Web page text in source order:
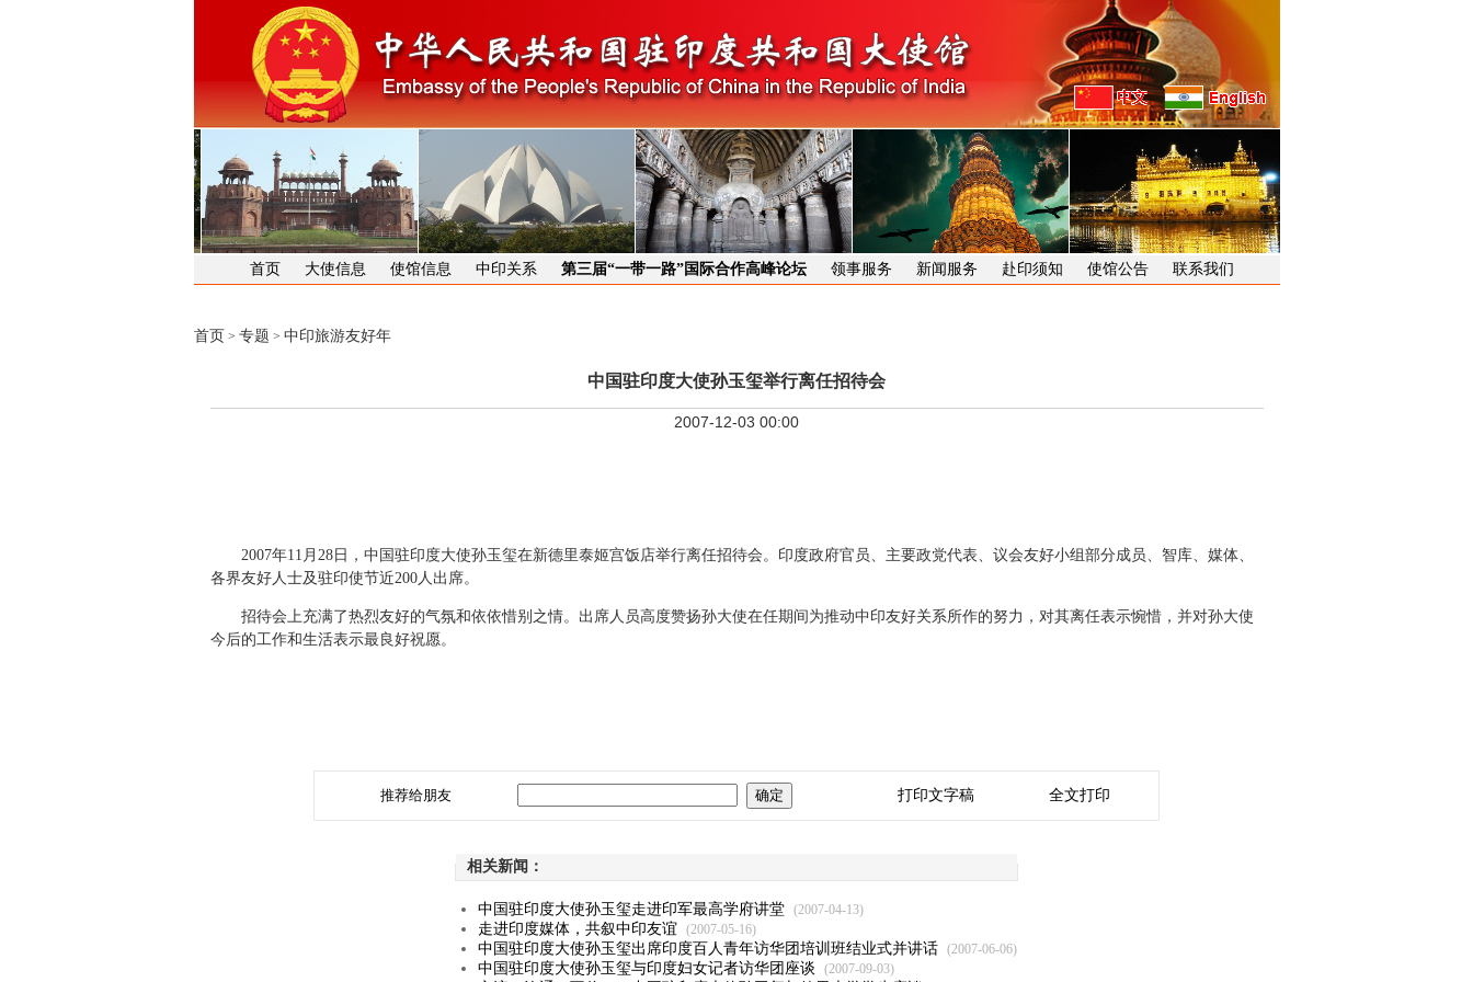
首页 大使信息 使馆信息 中印关系 第三届“一带一路”国际合作高峰论坛 领事服务 新闻服务 赴印须知 使馆公告 联系我们
首页 > 专题 > 中印旅游友好年
中国驻印度大使孙玉玺举行离任招待会
2007-12-03 00:00
2007年11月28日，中国驻印度大使孙玉玺在新德里泰姬宫饭店举行离任招待会。印度政府官员、主要政党代表、议会友好小组部分成员、智库、媒体、
各界友好人士及驻印使节近200人出席。
招待会上充满了热烈友好的气氛和依依惜别之情。出席人员高度赞扬孙大使在任期间为推动中印友好关系所作的努力，对其离任表示惋惜，并对孙大使
今后的工作和生活表示最良好祝愿。
推荐给朋友 打印文字稿 全文打印
相关新闻：
中国驻印度大使孙玉玺走进印军最高学府讲堂 (2007-04-13)
走进印度媒体，共叙中印友谊 (2007-05-16)
中国驻印度大使孙玉玺出席印度百人青年访华团培训班结业式并讲话 (2007-06-06)
中国驻印度大使孙玉玺与印度妇女记者访华团座谈 (2007-09-03)